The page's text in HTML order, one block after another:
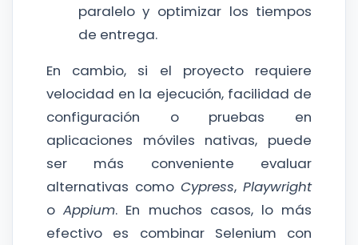
paralelo y optimizar los tiempos
de entrega.
En cambio, si el proyecto requiere
velocidad en la ejecución, facilidad de
configuración o pruebas en
aplicaciones móviles nativas, puede
ser más conveniente evaluar
alternativas comoCypress,Playwright
o Appium. En muchos casos, lo más
efectivo es combinar Selenium con